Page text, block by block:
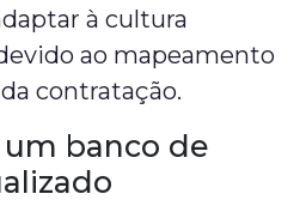
à cultura
ao mapeamento
contratação.
um banco de